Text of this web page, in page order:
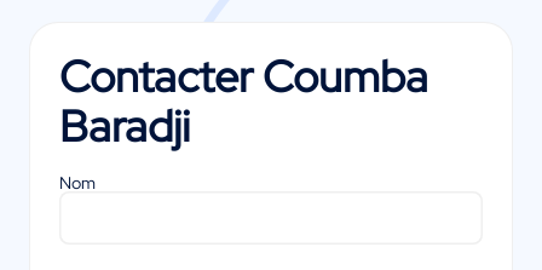
ContacterCoumba
Baradji
Nom